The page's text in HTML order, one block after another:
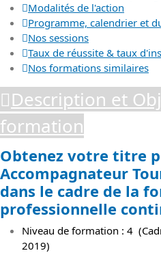
Modalités de l'action
Programme, calendrier et
Nos sessions
Taux de réussite & taux
Nos formations similaires
Description et
formation
Obtenez votre titre
Accompagnateur
dans le cadre de la
professionnelle
Niveau de formation : 4
2019)